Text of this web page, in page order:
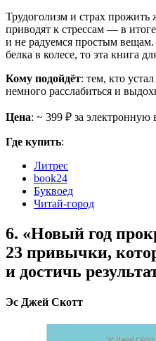
Трудоголизм и страх прожить
приводят к стрессам — в
и не радуемся простым
белка в колесе, то эта книга
Кому подойдёт: тем, кто
немного расслабиться и
Цена: ~ 399 ₽ за
Где купить:
Литрес
book24
Буквоед
Читай-город
6. «Новый год
23 привычки,
и достичь
Эс Джей Скотт